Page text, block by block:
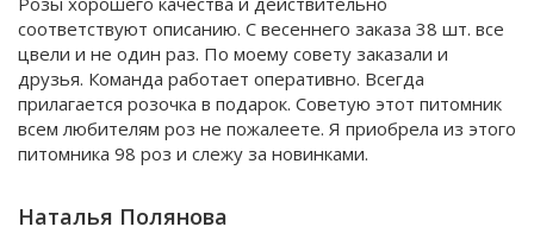
соответствуют описанию. С весеннего заказа 38 шт. все
цвели и не один раз. По моему совету заказали и
друзья. Команда работает оперативно. Всегда
прилагается розочка в подарок. Советую этот питомник
всем любителям роз не пожалеете. Я приобрела из этого
питомника 98 роз и слежу за новинками.
Наталья Полянова